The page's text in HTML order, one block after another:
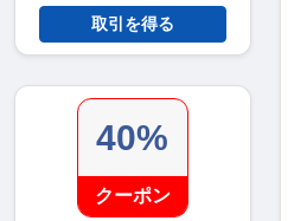
取引を得る
40%
クーポン